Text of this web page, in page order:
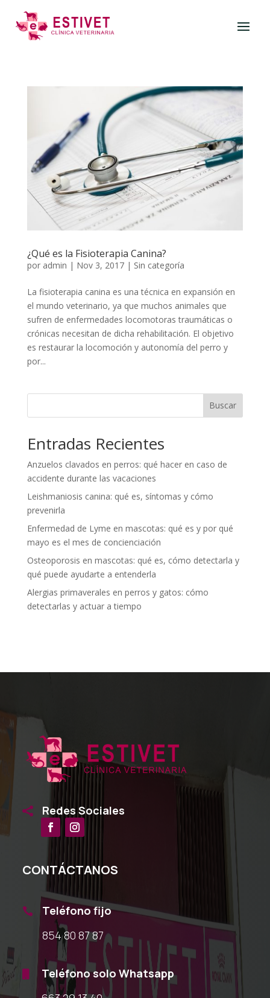
¿Qué es la Fisioterapia Canina?
por admin | Nov 3, 2017| Sin categoría
La fisioterapia canina es una técnica en expansión en
el mundo veterinario, ya que muchos animales que
sufren de enfermedades locomotoras traumáticas o
crónicas necesitan de dicha rehabilitación. El objetivo
es restaurar la locomoción y autonomía del perro y
por...
Buscar
Entradas Recientes
Anzuelos clavados en perros: qué hacer en caso de
accidente durante las vacaciones
Leishmaniosis canina: qué es, síntomas y cómo
prevenirla
Enfermedad de Lyme en mascotas: qué es y por qué
mayo es el mes de concienciación
Osteoporosis en mascotas: qué es, cómo detectarla y
qué puede ayudarte a entenderla
Alergias primaverales en perros y gatos: cómo
detectarlas y actuar a tiempo
 Redes Sociales
CONTÁCTANOS

Teléfono fijo
854 80 87 87
Teléfono solo Whatsapp